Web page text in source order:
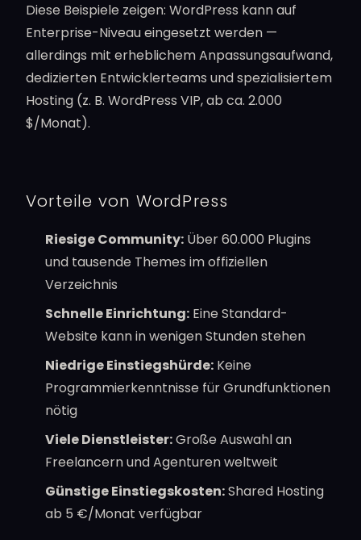
Diese Beispiele zeigen: WordPress kann auf
Enterprise-Niveau eingesetzt werden —
allerdings mit erheblichem Anpassungsaufwand,
dedizierten Entwicklerteams und spezialisiertem
Hosting (z. B. WordPress VIP, ab ca. 2.000
$/Monat).
Vorteile von WordPress
Riesige Community: Über 60.000 Plugins
und tausende Themes im offiziellen
Verzeichnis
Schnelle Einrichtung: Eine Standard-
Website kann in wenigen Stunden stehen
Niedrige Einstiegshürde: Keine
Programmierkenntnisse für Grundfunktionen
nötig
Viele Dienstleister:Große Auswahl an
Freelancern und Agenturen weltweit
Günstige Einstiegskosten:Shared Hosting
ab 5 €/Monat verfügbar